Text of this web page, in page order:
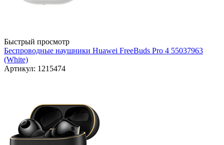
Быстрый просмотр
Беспроводные наушники Huawei FreeBuds Pro 4 55037963
(White)
Артикул: 1215474